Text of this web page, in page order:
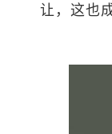
让，这也